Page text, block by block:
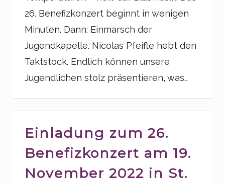
26. Benefizkonzert beginnt in wenigen
Minuten. Dann: Einmarsch der
Jugendkapelle. Nicolas Pfeifle hebt den
Taktstock. Endlich können unsere
Jugendlichen stolz präsentieren, was…
Einladung zum 26.
Benefizkonzert am 19.
November 2022 in St.